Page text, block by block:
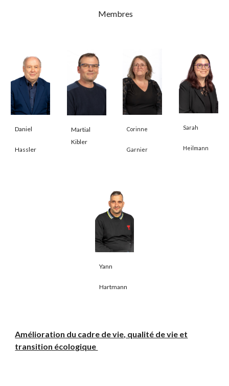
Membres
Daniel
Hassler
Martial
Kibler
Corinne
Garnier
Sarah
Heilmann
Yann
Hartmann
Amélioration du cadre de vie, qualité de vie et
transition écologique